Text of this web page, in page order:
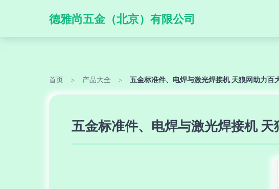
德雅尚五金（北京）有限公司
首页 > 产品大全 > 五金标准件、电焊与激光焊接机 天狼网助力百
五金标准件、电焊与激光焊接机